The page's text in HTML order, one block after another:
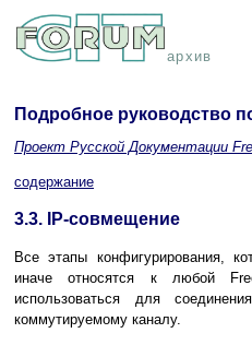
архив
Подробное руководство
Проект Русской Документации
содержание
3.3. IP-совмещение
Все этапы конфигурирования,
иначе относятся к любой
использоваться для
коммутируемому каналу.